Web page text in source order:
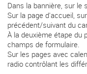
Dans la bannière, sur le
Sur la page d'accueil,
précédent/suivant du
À la deuxième étape du
champs de formulaire.
Sur les pages avec
radio contrôlant les